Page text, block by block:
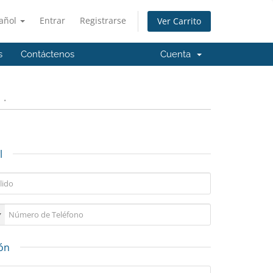
Entrar Registrarse Ver Carrito
Contáctenos Cuenta